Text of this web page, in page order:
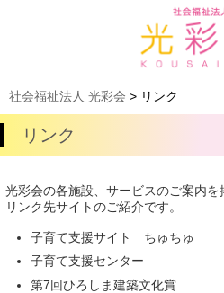
社会福祉法人 光彩会 > リンク
リンク
光彩会の各施設、サービスのご案内
リンク先サイトのご紹介です。
子育て支援サイト ちゅちゅ
子育て支援センター
第7回ひろしま建築文化賞